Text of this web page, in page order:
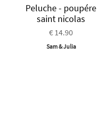
Peluche - poupére
saint nicolas
€ 14.90
Sam & Julia